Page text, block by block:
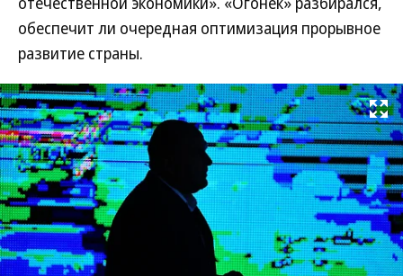
обеспечит ли очередная оптимизация прорывное
развитие страны.
Развернуть